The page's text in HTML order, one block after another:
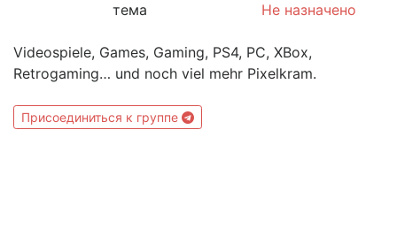
тема
Не назначено
Videospiele, Games, Gaming, PS4, PC, XBox,
Retrogaming… und noch viel mehr Pixelkram.
Присоединиться к группе